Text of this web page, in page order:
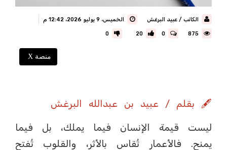
الكاتب / عبيد البرغش الخميس، 9 يوليو 2026، 12:42 م
0
20
0
منصة X
🖋️ بقلم / عبيد بن عبدالله البرغش
ليست قيمة الإنسان فيما يملك، بل فيما
يمنح. فالأعمار تُقاس بالأثر، والقلوب تُفتح